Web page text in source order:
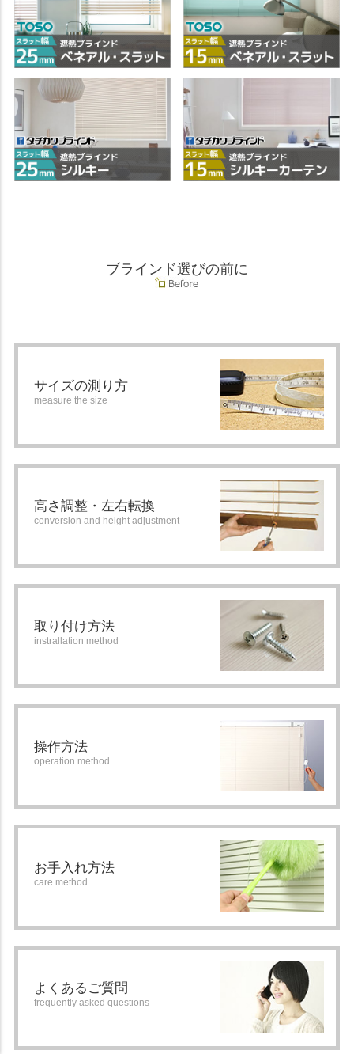
ブラインド選びの前に
サイズの測り方
measure the size
高さ調整・左右転換
conversion and height adjustment
取り付け方法
instrallation method
操作方法
operation method
お手入れ方法
care method
よくあるご質問
frequently asked questions